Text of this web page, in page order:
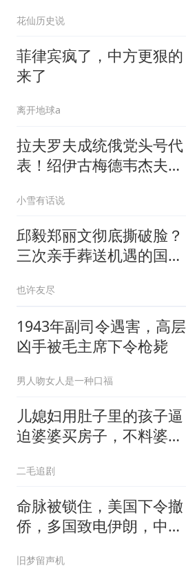
花仙历史说
菲律宾疯了，中方更狠的
来了
离开地球a
拉夫罗夫成统俄党头号代
表！绍伊古梅德韦杰夫双
懂了吗
小雪有话说
邱毅郑丽文彻底撕破脸？
三次亲手葬送机遇的国民
也许友尽
1943年副司令遇害，高层
凶手被毛主席下令枪毙
男人吻女人是一种口福
儿媳妇用肚子里的孩子逼
迫婆婆买房子，不料婆婆
二毛追剧
命脉被锁住，美国下令撤
侨，多国致电伊朗，中国
旧梦留声机